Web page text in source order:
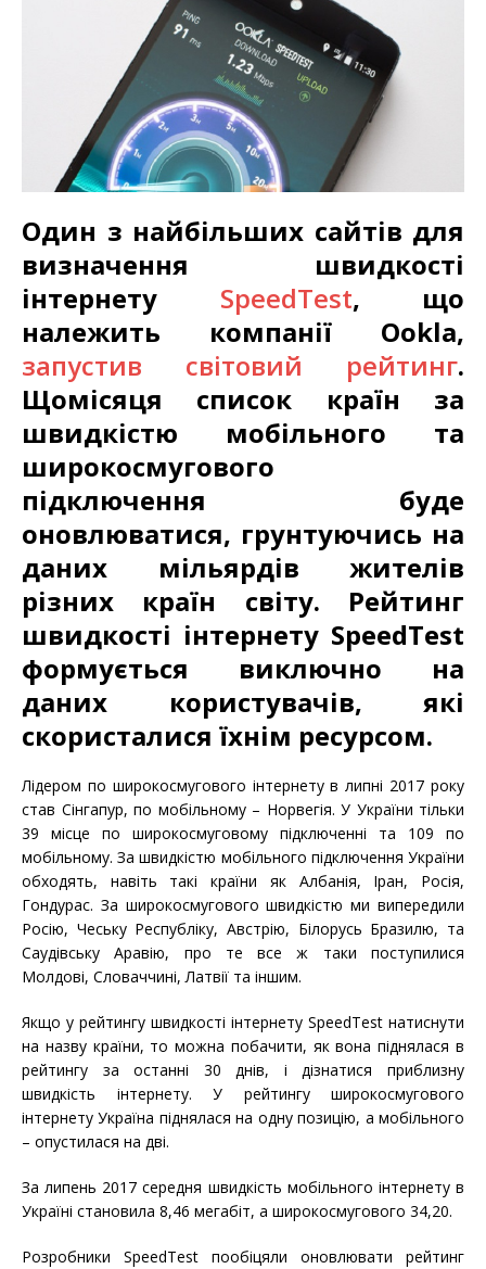
Один з найбільших сайтів для
визначення швидкості
інтернету SpeedTest, що
належить компанії Ookla,
запустив світовий рейтинг.
Щомісяця список країн за
швидкістю мобільного та
широкосмугового
підключення буде
оновлюватися, грунтуючись на
даних мільярдів жителів
різних країн світу. Рейтинг
швидкості інтернету SpeedTest
формується виключно на
даних користувачів, які
скористалися їхнім ресурсом.
Лідером по широкосмугового інтернету в липні 2017 року
став Сінгапур, по мобільному – Норвегія. У України тільки
39 місце по широкосмуговому підключенні та 109 по
мобільному. За швидкістю мобільного підключення України
обходять, навіть такі країни як Албанія, Іран, Росія,
Гондурас. За широкосмугового швидкістю ми випередили
Росію, Чеську Республіку, Австрію, Білорусь Бразилю, та
Саудівську Аравію, про те все ж таки поступилися
Молдові, Словаччині, Латвії та іншим.
Якщо у рейтингу швидкості інтернету SpeedTest натиснути
на назву країни, то можна побачити, як вона піднялася в
рейтингу за останні 30 днів, і дізнатися приблизну
швидкість інтернету. У рейтингу широкосмугового
інтернету Україна піднялася на одну позицію, а мобільного
– опустилася на дві.
За липень 2017 середня швидкість мобільного інтернету в
Україні становила 8,46 мегабіт, а широкосмугового 34,20.
Розробники SpeedTest пообіцяли оновлювати рейтинг